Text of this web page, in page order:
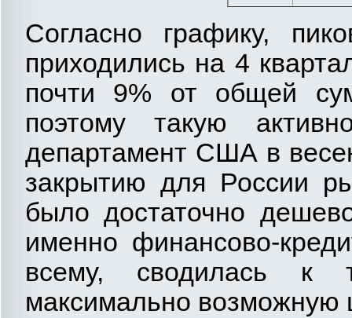
Согласно графику,
приходились на 4
почти 9% от общей
поэтому такую
департамент США в
закрытию для России
было достаточно
именно финансово-
всему, сводилась к
максимально возможную